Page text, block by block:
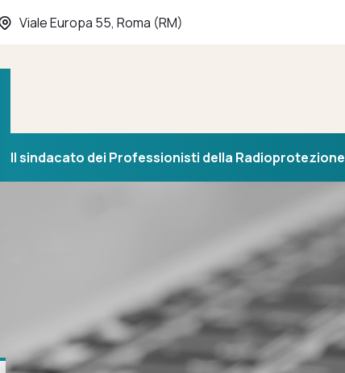
Viale Europa 55, Roma (RM)
Il sindacato dei Professionisti della Radioprotezione